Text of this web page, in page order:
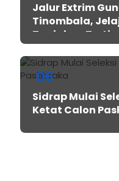
Jalur Extrim
Tinombala,
Tanjakan
06
Sidrap Mulai
Ketat Calon